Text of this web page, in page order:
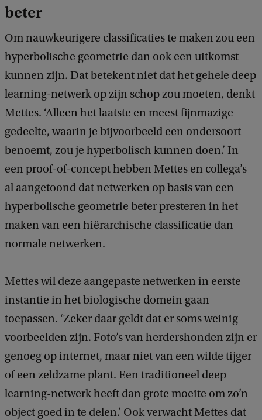
beter
Om nauwkeurigere classificaties te maken zou een
hyperbolische geometrie dan ook een uitkomst
kunnen zijn. Dat betekent niet dat het gehele deep
learning-netwerk op zijn schop zou moeten, denkt
Mettes. ‘Alleen het laatste en meest fijnmazige
gedeelte, waarin je bijvoorbeeld een ondersoort
benoemt, zou je hyperbolisch kunnen doen.’ In
een proof-of-concept hebben Mettes en collega’s
al aangetoond dat netwerken op basis van een
hyperbolische geometrie beter presteren in het
maken van een hiërarchische classificatie dan
normale netwerken.
Mettes wil deze aangepaste netwerken in eerste
instantie in het biologische domein gaan
toepassen. ‘Zeker daar geldt dat er soms weinig
voorbeelden zijn. Foto’s van herdershonden zijn er
genoeg op internet, maar niet van een wilde tijger
of een zeldzame plant. Een traditioneel deep
learning-netwerk heeft dan grote moeite om zo’n
object goed in te delen.’ Ook verwacht Mettes dat